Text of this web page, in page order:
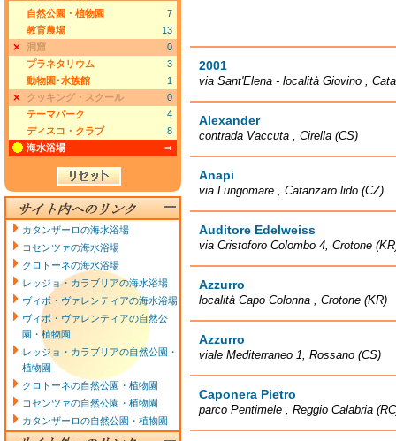
2001
via Sant'Elena - località Giovino ,
Alexander
contrada Vaccuta , Cirella (CS)
Anapi
via Lungomare , Catanzaro lido (CZ)
Auditore Edelweiss
via Cristoforo Colombo 4, Crotone
Azzurro
località Capo Colonna , Crotone (KR)
Azzurro
viale Mediterraneo 1, Rossano (CS)
Caponera Pietro
parco Pentimele , Reggio Calabria
自然公園・植物園
7
教育農場
13
洞窟
0
プラネタリウム
3
動物園･水族館
1
クッキング・スクール
0
テーマパーク
4
ディスコ・クラブ
8
海水浴場
⇒
カタンザーロの海水浴場
コセンツァの海水浴場
クロトーネの海水浴場
レッジョ・カラブリアの海水浴場
ヴィボ・ヴァレンティアの海水浴場
ヴィボ・ヴァレンティアの自然公
園・植物園
レッジョ・カラブリアの自然公園・
植物園
クロトーネの自然公園・植物園
コセンツァの自然公園・植物園
カタンザーロの自然公園・植物園